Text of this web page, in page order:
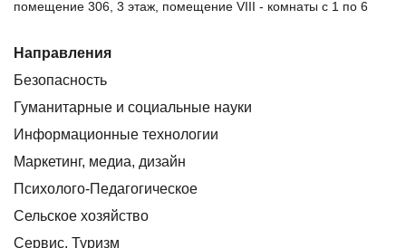
помещение 306, 3 этаж, помещение VIII - комнаты с 1 по 6
Направления
Безопасность
Гуманитарные и социальные науки
Информационные технологии
Маркетинг, медиа, дизайн
Психолого-Педагогическое
Сельское хозяйство
Сервис. Туризм